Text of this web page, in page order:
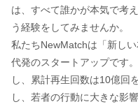
は、すべて誰かが本気で考
う経験をしてみませんか。
私たちNewMatchは「新し
代発のスタートアップです
し、累計再生回数は10億回
し、若者の行動に大きな影